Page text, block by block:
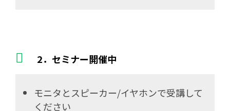
2．セミナー開催中
モニタとスピーカー/イヤホンで受講して
ください